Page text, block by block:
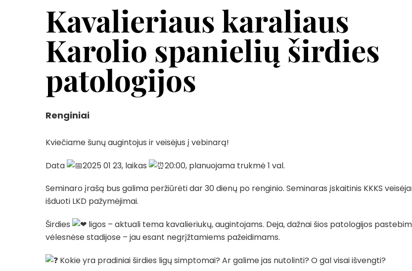
Kavalieriaus karaliaus
Karolio spanielių širdies
patologijos
Renginiai
Kviečiame šunų augintojus ir veisėjus į vebinarą!
Data 2025 01 23, laikas 20:00, planuojama trukmė 1 val.
Seminaro įrašą bus galima peržiūrėti dar 30 dienų po renginio. Seminaras įskaitinis KKKS
išduoti LKD pažymėjimai.
Širdies
ligos – aktuali tema kavalieriukų, augintojams. Deja, dažnai šios patologijos
vėlesnėse stadijose – jau esant negrįžtamiems pažeidimams.
Kokie yra pradiniai širdies ligų simptomai? Ar galime jas nutolinti? O gal visai išvengti?